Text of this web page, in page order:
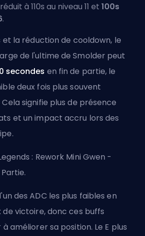
à 110s au niveau 11 et 100s
.
la réduction de cooldown, le
de l'ultime de Smolder peut
secondes en fin de partie, le
deux fois plus souvent
signifie plus de présence
et un impact accru lors des
: Rework Mini Gwen -
.
des ADC les plus faibles en
victoire, donc ces buffs
améliorer sa position. Le E plus